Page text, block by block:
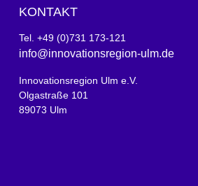
KONTAKT
Tel. +49 (0)731 173-121
info@innovationsregion-ulm.de
Innovationsregion Ulm e.V.
Olgastraße 101
89073 Ulm